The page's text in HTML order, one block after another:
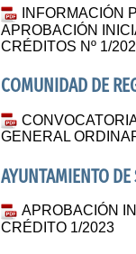
INFORMACIÓN
APROBACIÓN
CRÉDITOS Nº 1/
COMUNIDAD DE
GENERAL
AYUNTAMIENTO
APROBACIÓN
CRÉDITO 1/2023